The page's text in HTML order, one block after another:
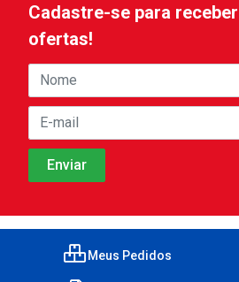
Cadastre-se para
ofertas!
Meus Pedidos